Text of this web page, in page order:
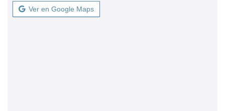
Ver en Google Maps